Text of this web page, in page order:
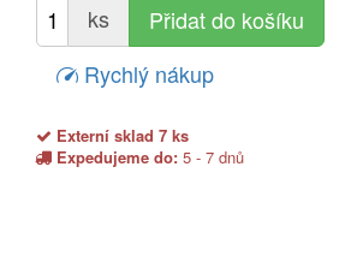
ks
Rychlý nákup
Externí sklad 7 ks
Expedujeme do: 5 - 7 dnů